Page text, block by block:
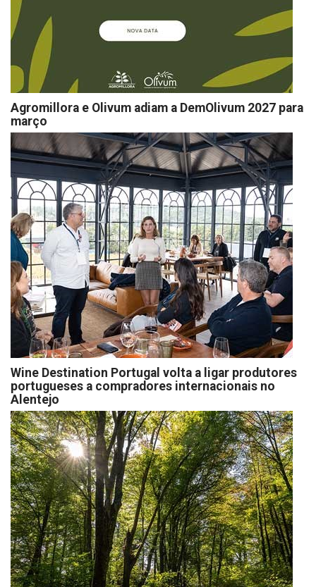
Agromillora e Olivum adiam a DemOlivum 2027 para
março
Wine Destination Portugal volta a ligar produtores
portugueses a compradores internacionais no
Alentejo